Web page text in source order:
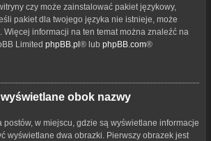
czy może zainstalować pakiet językowy,
pakiet dla twojego języka nie istnieje, może
Więcej informacji na ten temat można znaleźć na
Limited phpBB.pl® lub phpBB.com®
obok nazwy
postów, w miejscu, gdzie są wyświetlane informacje
wyświetlane dwa obrazki. Pierwszy obrazek jest